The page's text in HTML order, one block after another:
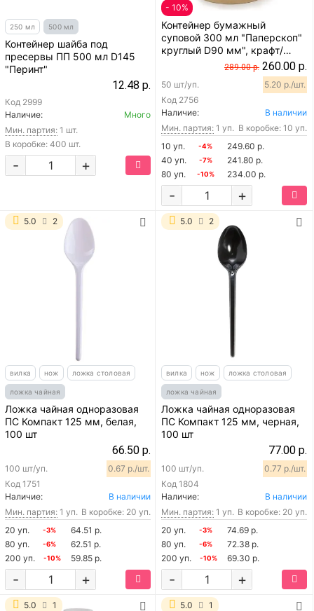
250 мл 500 мл
Контейнер шайба под
пресервы ПП 500 мл D145
"Перинт"
12.48 р.
Код 2999
Наличие:
Много
Мин. партия: 1 шт.
В коробке: 400 шт.
+
-
- 10%
Контейнер бумажный
суповой 300 мл "Паперскоп"
круглый D90 мм", крафт/
289.00 р. 260.00 р.
Код 2756
50 шт/уп. 5.20 р./шт.
Наличие:
В наличии
Мин. партия: 1 уп. В коробке: 10 уп.
10 уп.
-4%
249.60 р.
40 уп.
-7%
241.80 р.
80 уп.
-10% 234.00 р.
+
-
5.0 2
вилка нож ложка столовая
ложка чайная
Ложка чайная одноразовая
ПС Компакт 125 мм, белая,
100 шт
66.50 р.
Код 1751
100 шт/уп. 0.67 р./шт.
Наличие:
В наличии
Мин. партия: 1 уп. В коробке: 20 уп.
20 уп.
-3%
64.51 р.
80 уп.
-6%
62.51 р.
200 уп.
-10% 59.85 р.
+
-
5.0 2
вилка нож ложка столовая
ложка чайная
Ложка чайная одноразовая
ПС Компакт 125 мм, черная,
100 шт
77.00 р.
Код 1804
100 шт/уп. 0.77 р./шт.
Наличие:
В наличии
Мин. партия: 1 уп. В коробке: 20 уп.
20 уп.
-3%
74.69 р.
80 уп.
-6%
72.38 р.
200 уп.
-10% 69.30 р.
+
-
5.0 1 5.0 1